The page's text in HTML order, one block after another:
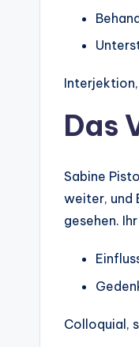
Das
Sabine
weiter, und
gesehen.
Colloquial,